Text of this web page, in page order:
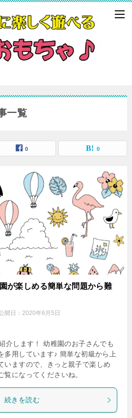
一覧
0 0
が楽しめる簡単な問題から難
開日： 2020年6月5日
介します！ 幼稚園のお子さんでも
多用しています♪ 簡単な初級から上
いますので、きっと親子で楽しめ
覧になってくださいね。
続きを読む